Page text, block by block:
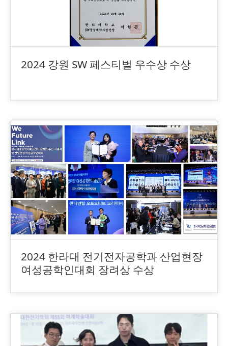
2024 강원 SW 페스티벌 우수상 수상
2024 한라대 전기전자공학과 산업현장
여성공학인대회 장려상 수상